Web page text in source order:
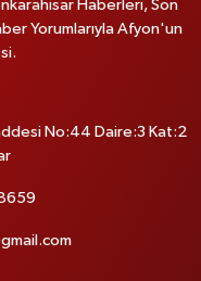
Haberleri, Son
Yorumlarıyla Afyon'un
No:44 Daire:3 Kat:2